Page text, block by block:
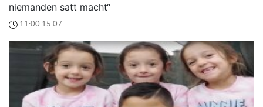
niemanden satt macht“
11:00 15.07